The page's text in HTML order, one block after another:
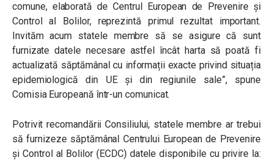
comune, elaborată de Centrul European de Prevenire și
Control al Bolilor, reprezintă primul rezultat important.
Invităm acum statele membre să se asigure că sunt
furnizate datele necesare astfel încât harta să poată fi
actualizată săptămânal cu informații exacte privind situația
epidemiologică din UE și din regiunile sale”, spune
Comisia Europeană într-un comunicat.
Potrivit recomandării Consiliului, statele membre ar trebui
să furnizeze săptămânal Centrului European de Prevenire
și Control al Bolilor (ECDC) datele disponibile cu privire la: